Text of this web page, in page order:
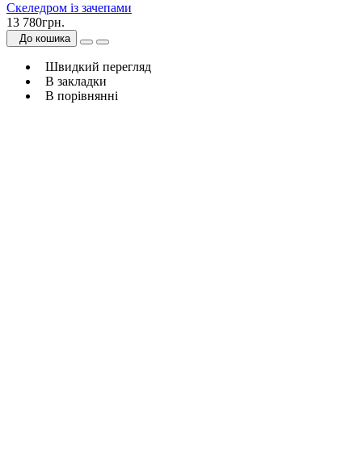
Скеледром із зачепами
13 780грн.
До кошика
Швидкий перегляд
В закладки
В порівнянні